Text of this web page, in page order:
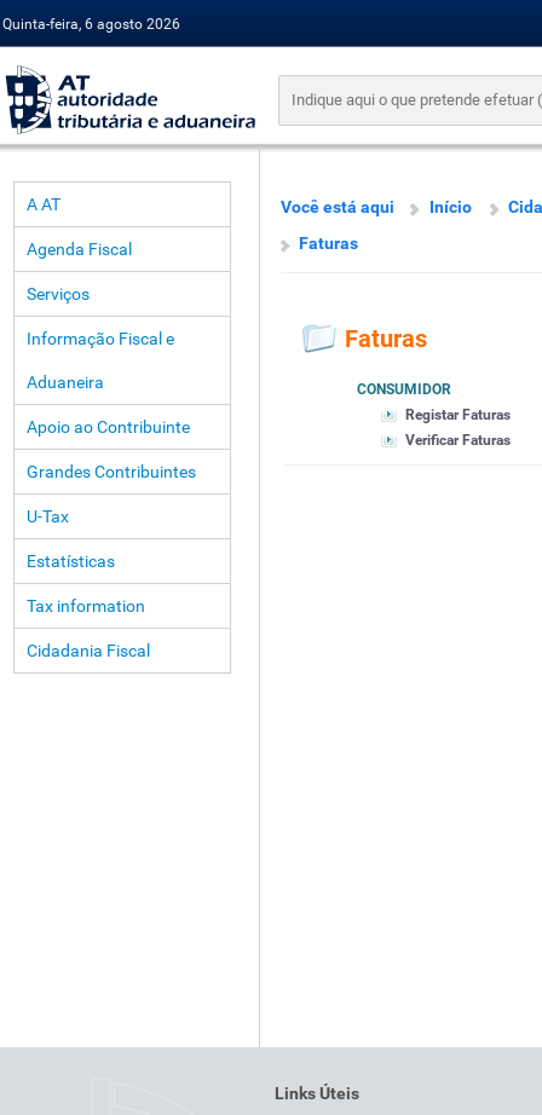
Quinta-feira, 6 agosto 2026
A AT
Agenda Fiscal
Serviços
Informação Fiscal e
Aduaneira
Apoio ao Contribuinte
Grandes Contribuintes
U-Tax
Estatísticas
Tax information
Cidadania Fiscal
Você está aqui Início
Faturas
Faturas
CONSUMIDOR
Registar Faturas
Verificar Faturas
Links Úteis